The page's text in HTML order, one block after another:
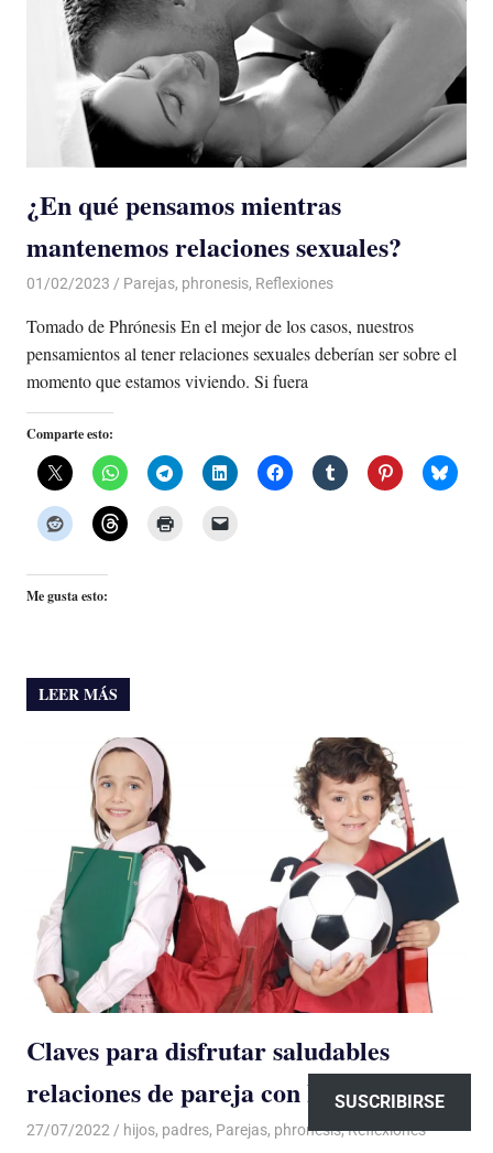
¿En qué pensamos mientras
mantenemos relaciones sexuales?
01/02/2023 De todo un Poco
Parejas, phronesis, Reflexiones
Tomado de Phrónesis En el mejor de los casos, nuestros
pensamientos al tener relaciones sexuales deberían ser sobre el
momento que estamos viviendo. Si fuera
Comparte esto:
Me gusta esto:
LEER MÁS
Claves para disfrutar saludables
relaciones de pareja con hijos ajenos
27/07/2022 De todo un Poco
hijos, padres, Parejas, phronesis,Reflexiones
SUSCRIBIRSE